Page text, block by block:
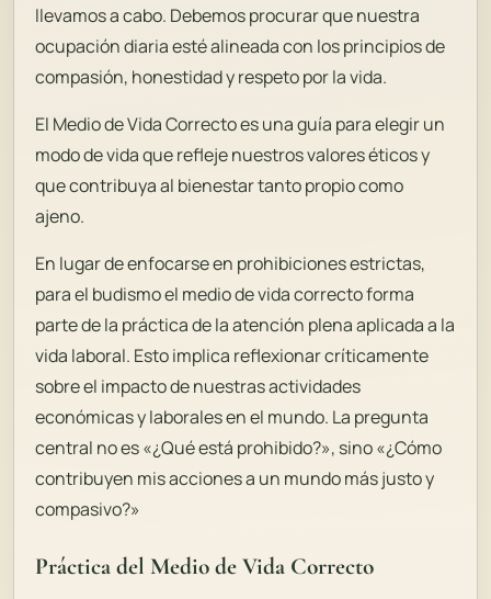
llevamos a cabo. Debemos procurar que nuestra
ocupación diaria esté alineada con los principios de
compasión, honestidad y respeto por la vida.
El Medio de Vida Correcto es una guía para elegir un
modo de vida que refleje nuestros valores éticos y
que contribuya al bienestar tanto propio como
ajeno.
En lugar de enfocarse en prohibiciones estrictas,
para el budismo el medio de vida correcto forma
parte de la práctica de la atención plena aplicada a la
vida laboral. Esto implica reflexionar críticamente
sobre el impacto de nuestras actividades
económicas y laborales en el mundo. La pregunta
central no es «¿Qué está prohibido?», sino «¿Cómo
contribuyen mis acciones a un mundo más justo y
compasivo?»
Práctica del Medio de Vida Correcto